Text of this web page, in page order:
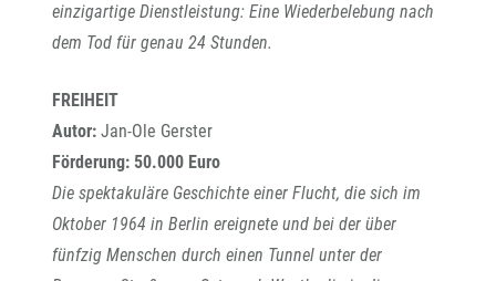
einzigartige Dienstleistung: Eine Wiederbelebung nach
dem Tod für genau 24 Stunden.
FREIHEIT
Autor: Jan-Ole Gerster
Förderung: 50.000 Euro
Die spektakuläre Geschichte einer Flucht, die sich im
Oktober 1964 in Berlin ereignete und bei der über
fünfzig Menschen durch einen Tunnel unter der